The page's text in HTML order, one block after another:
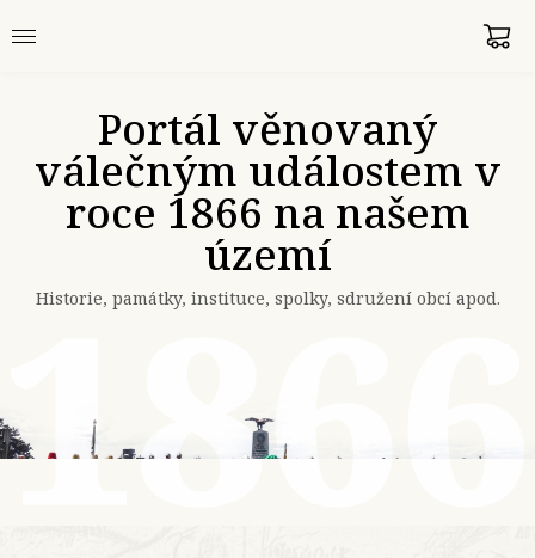
Portál věnovaný
válečným událostem v
roce 1866 na našem
území
Historie, památky, instituce, spolky, sdružení obcí apod.